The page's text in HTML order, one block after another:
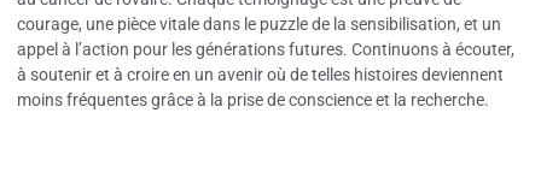
courage, une pièce vitale dans le puzzle de la sensibilisation, et un
appel à l’action pour les générations futures. Continuons à écouter,
à soutenir et à croire en un avenir où de telles histoires deviennent
moins fréquentes grâce à la prise de conscience et la recherche.